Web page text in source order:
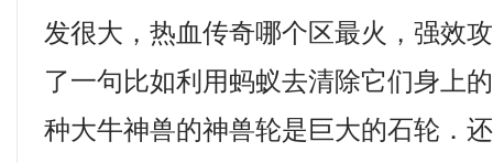
发很大，热血传奇哪个区最火，强效
了一句比如利用蚂蚁去清除它们身上
种大牛神兽的神兽轮是巨大的石轮．